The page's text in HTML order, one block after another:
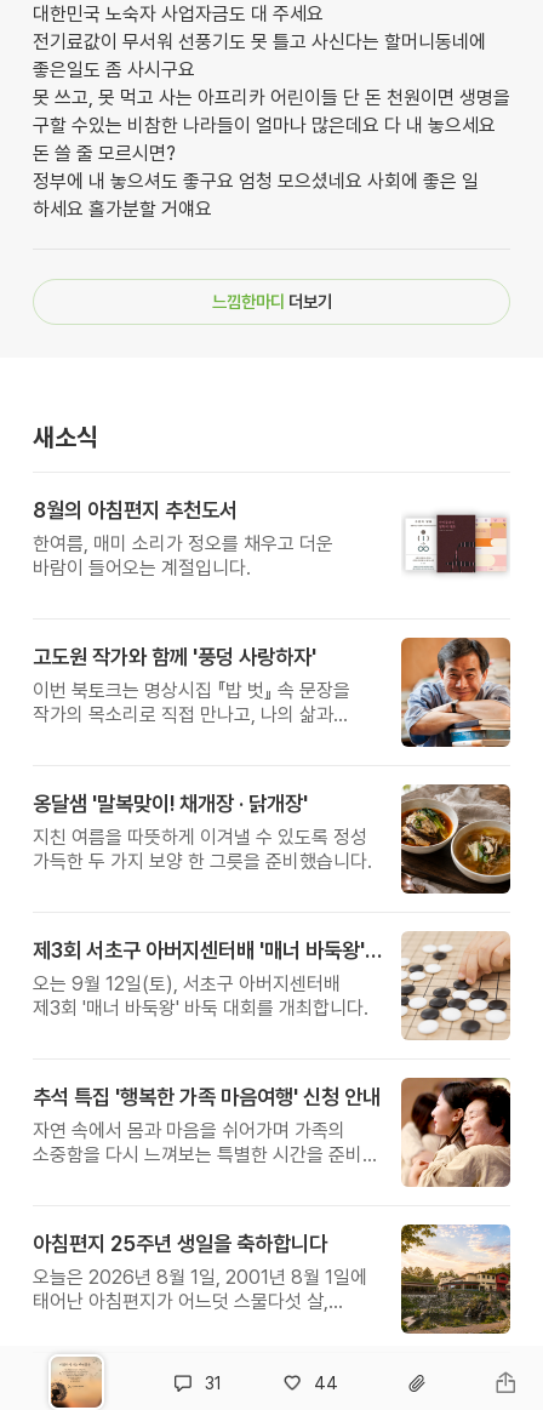
대한민국 노숙자 사업자금도 대 주세요
전기료값이 무서워 선풍기도 못 틀고 사신다는 할머니동네에
좋은일도 좀 사시구요
못 쓰고, 못 먹고 사는 아프리카 어린이들 단 돈 천원이면 생명을
구할 수있는 비참한 나라들이 얼마나 많은데요 다 내 놓으세요
돈 쓸 줄 모르시면?
정부에 내 놓으셔도 좋구요 엄청 모으셨네요 사회에 좋은 일
하세요 홀가분할 거얘요
느낌한마디 더보기
새소식
8월의 아침편지 추천도서
한여름, 매미 소리가 정오를 채우고 더운
바람이 들어오는 계절입니다.
고도원 작가와 함께 '풍덩 사랑하자'
이번 북토크는 명상시집 『밥 벗』 속 문장을
작가의 목소리로 직접 만나고, 나의 삶과
옹달샘 '말복맞이! 채개장 · 닭개장'
지친 여름을 따뜻하게 이겨낼 수 있도록 정성
가득한 두 가지 보양 한 그릇을 준비했습니다.
제3회 서초구 아버지센터배 '매너 바둑왕' 대회
오는 9월 12일(토), 서초구 아버지센터배
제3회 '매너 바둑왕' 바둑 대회를 개최합니다.
추석 특집 '행복한 가족 마음여행' 신청 안내
자연 속에서 몸과 마음을 쉬어가며 가족의
소중함을 다시 느껴보는 특별한 시간을 준비해
아침편지 25주년 생일을 축하합니다
오늘은 2026년 8월 1일, 2001년 8월 1일에
태어난 아침편지가 어느덧 스물다섯 살,
31 44